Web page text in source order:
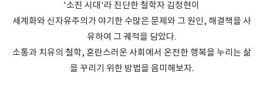
'소진 시대'라 진단한 철학자 김정현이
세계화와 신자유주의가 야기한 수많은 문제와 그 원인, 해결책을 사
유하여 그 궤적을 담았다.
소통과 치유의 철학, 혼란스러운 사회에서 온전한 행복을 누리는 삶
을 꾸리기 위한 방법을 음미해보자.